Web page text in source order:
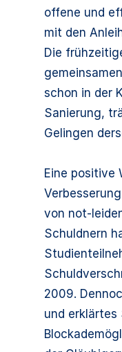
offene und
mit den
Die
schon in der
Sanierung,
Gelingen
Eine positive
von not-
Schuldnern
2009.
und erklärtes